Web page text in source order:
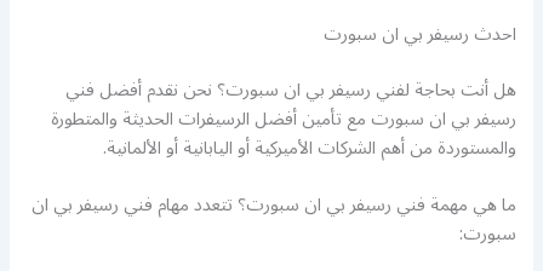
احدث رسيفر بي ان سبورت
هل أنت بحاجة لفني رسيفر بي ان سبورت؟ نحن نقدم أفضل فني
رسيفر بي ان سبورت مع تأمين أفضل الرسيفرات الحديثة والمتطورة
والمستوردة من أهم الشركات الأميركية أو اليابانية أو الألمانية.
ما هي مهمة فني رسيفر بي ان سبورت؟ تتعدد مهام فني رسيفر بي ان
سبورت: